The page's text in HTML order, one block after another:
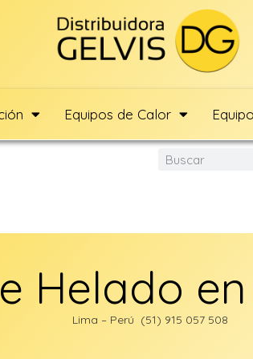
Equipos de Calor
Helado
Lima – Perú (51) 915 057 508